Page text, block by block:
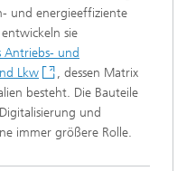
und energieeffiziente
sie
Antriebs- und
Lkw
, dessen Matrix
besteht. Die Bauteile
und
immer größere Rolle.